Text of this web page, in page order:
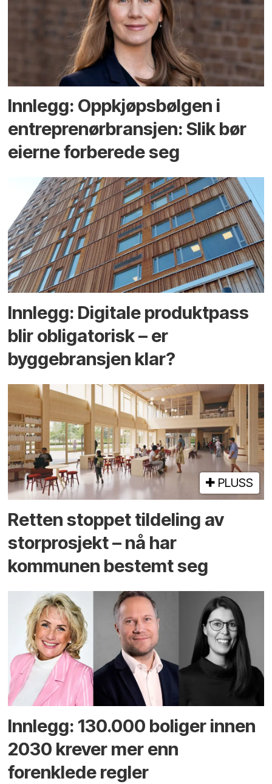
Innlegg: Oppkjøps­bølgen i
entreprenør­bransjen: Slik bør
eierne forberede seg
Innlegg: Digitale produktpass
blir obligatorisk – er
byggebransjen klar?
PLUSS
Retten stoppet tildeling av
storprosjekt – nå har
kommunen bestemt seg
Innlegg: 130.000 boliger innen
2030 krever mer enn
forenklede regler